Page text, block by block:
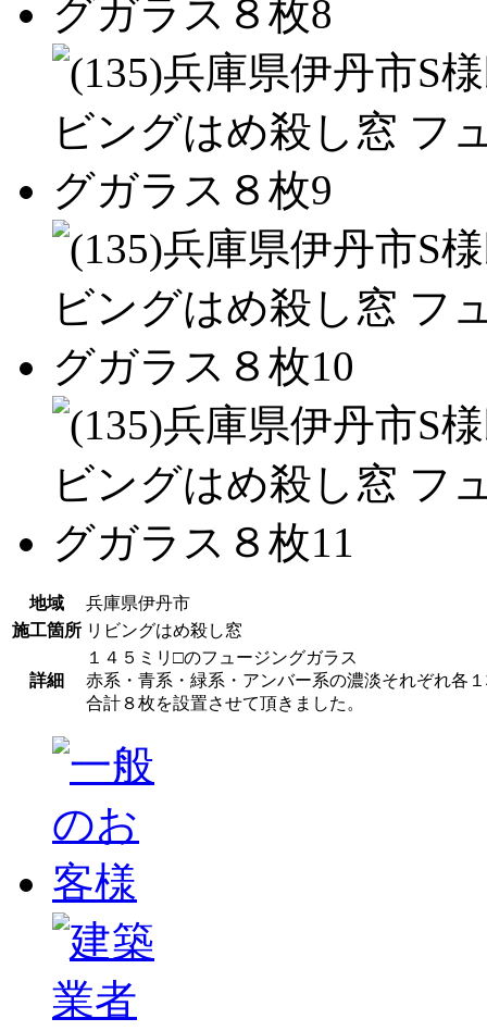
地域
兵庫県伊丹市
施工箇所 リビングはめ殺し窓
詳細
１４５ミリ□のフュージングガラス
赤系・青系・緑系・アンバー系の濃淡それぞれ各
合計８枚を設置させて頂きました。